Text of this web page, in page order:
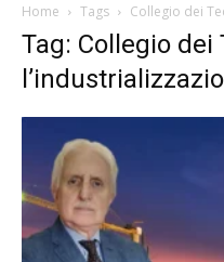
Home Tags Collegio dei
Tag: Collegio dei